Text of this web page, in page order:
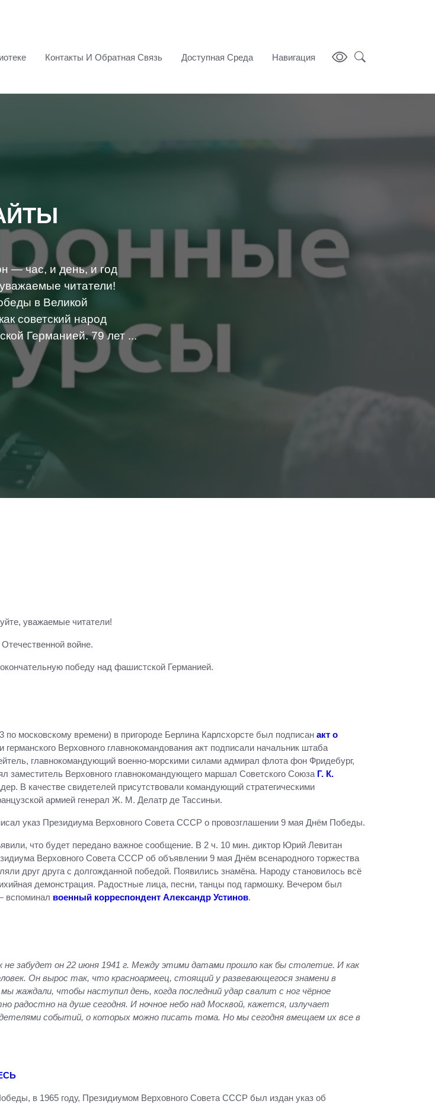
Контакты И Обратная Связь Доступная Среда Навигация
— час, и день, и год
читатели!
в Великой
советский народ
Германией. 79 лет ...
уважаемые читатели!
войне.
победу над фашистской Германией.
московскому времени) в пригороде Берлина Карлсхорсте был подписан акт о
Верховного главнокомандования акт подписали начальник штаба
главнокомандующий военно-морскими силами адмирал флота фон Фридебург,
Верховного главнокомандующего маршал Советского Союза Г. К.
В качестве свидетелей присутствовали командующий стратегическими
армией генерал Ж. М. Делатр де Тассиньи.
указ Президиума Верховного Совета СССР о провозглашении 9 мая Днём Победы.
что будет передано важное сообщение. В 2 ч. 10 мин. диктор Юрий Левитан
Верховного Совета СССР об объявлении 9 мая Днём всенародного торжества
друг друга с долгожданной победой. Появились знамёна. Народу становилось всё
демонстрация. Радостные лица, песни, танцы под гармошку. Вечером был
вспоминал военный корреспондент Александр Устинов.
не забудет он 22 июня 1941 г. Между этими датами прошло как бы столетие. И как
Он вырос так, что красноармеец, стоящий у развевающегося знамени в
жаждали, чтобы наступил день, когда последний удар свалит с ног чёрное
на душе сегодня. И ночное небо над Москвой, кажется, излучает
событий, о которых можно писать тома. Но мы сегодня вмещаем их все в
в 1965 году, Президиумом Верховного Совета СССР был издан указ об